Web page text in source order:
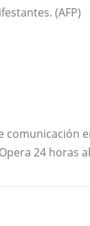
(AFP)
comunicación
24 horas